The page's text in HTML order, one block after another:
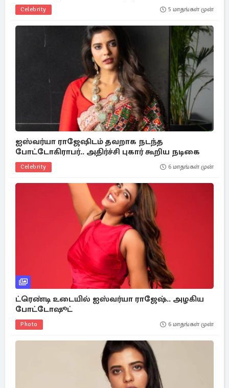
Celebrity 5 மாதங்கள் முன்
ஐஸ்வர்யா ராஜேஷிடம் தவறாக நடந்த
போட்டோகிராபர்.. அதிர்ச்சி புகார் கூறிய நடிகை
Celebrity 6 மாதங்கள் முன்
ட்ரெண்டி உடையில் ஐஸ்வர்யா ராஜேஷ்.. அழகிய
போட்டோஷூட்
Photo 6 மாதங்கள் முன்